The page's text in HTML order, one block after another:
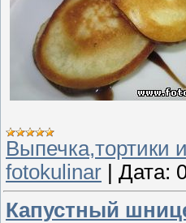
Выпечка,тортики
fotokulinar | Дата:
Капустный